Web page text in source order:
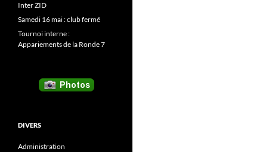
Inter ZID
Samedi 16 mai : club fermé
Tournoi interne :
Appariements de la Ronde 7
DIVERS
Administration